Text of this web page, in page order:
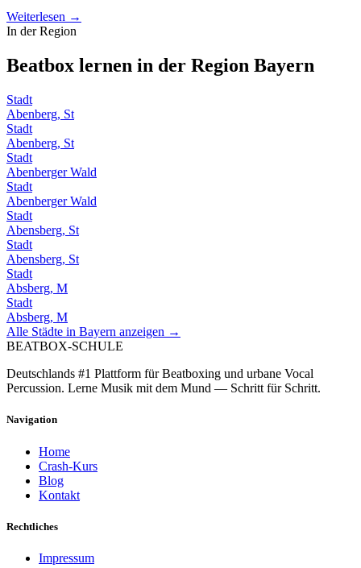
Weiterlesen →
In der Region
Beatbox lernen in der Region Bayern
Stadt
Abenberg, St
Stadt
Abenberg, St
Stadt
Abenberger Wald
Stadt
Abenberger Wald
Stadt
Abensberg, St
Stadt
Abensberg, St
Stadt
Absberg, M
Stadt
Absberg, M
Alle Städte in Bayern anzeigen →
BEATBOX-SCHULE
Deutschlands #1 Plattform für Beatboxing und urbane Vocal
Percussion. Lerne Musik mit dem Mund — Schritt für Schritt.
Navigation
Home
Crash-Kurs
Blog
Kontakt
Rechtliches
Impressum